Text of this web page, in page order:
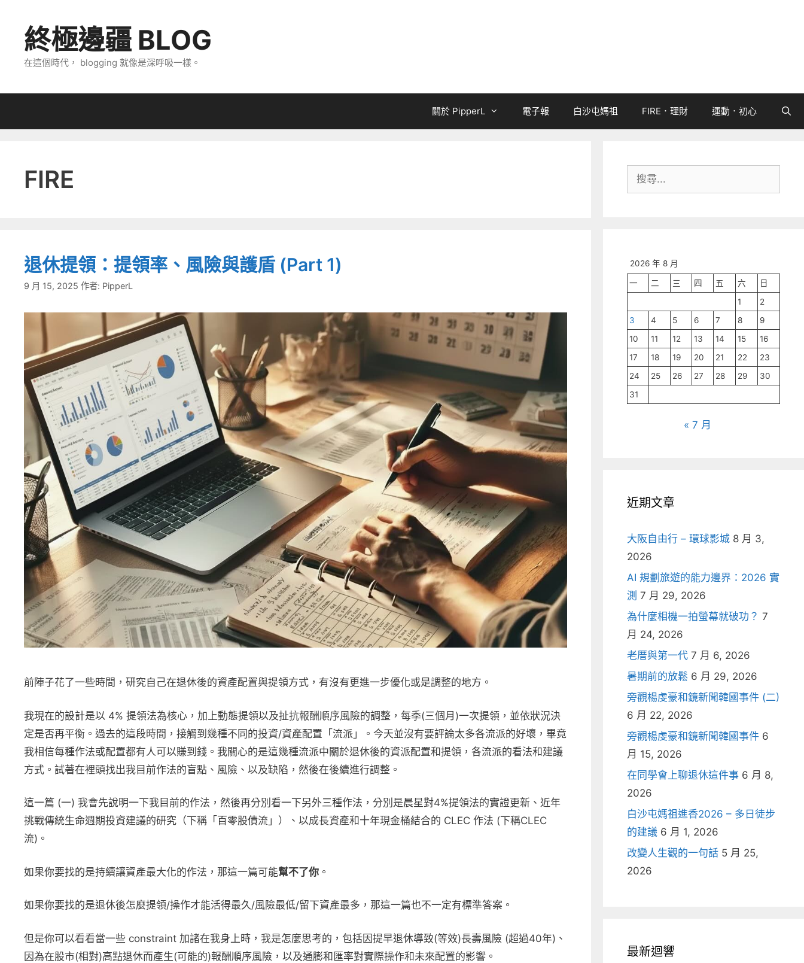
終極邊疆 BLOG
在這個時代， blogging 就像是深呼吸一樣。
關於 PipperL 電子報 白沙屯媽祖 FIRE．理財 運動．初心
FIRE
退休提領：提領率、風險與護盾 (Part 1)
9 月 15, 2025 作者: PipperL
前陣子花了一些時間，研究自己在退休後的資產配置與提領方式，有沒有更進一步優化或是調整的地方。
我現在的設計是以 4% 提領法為核心，加上動態提領以及扯抗報酬順序風險的調整，每季(三個月)一次提領，並依狀況決
定是否再平衡。過去的這段時間，接觸到幾種不同的投資/資產配置「流派」。今天並沒有要評論太多各流派的好壞，畢竟
我相信每種作法或配置都有人可以賺到錢。我關心的是這幾種流派中關於退休後的資派配置和提領，各流派的看法和建議
方式。試著在裡頭找出我目前作法的盲點、風險、以及缺陷，然後在後續進行調整。
這一篇 (一) 我會先說明一下我目前的作法，然後再分別看一下另外三種作法，分別是晨星對4%提領法的實證更新、近年
挑戰傳統生命週期投資建議的研究（下稱「百零股債流」）、以成長資產和十年現金桶結合的 CLEC 作法 (下稱CLEC
流)。
如果你要找的是持續讓資產最大化的作法，那這一篇可能幫不了你 。
如果你要找的是退休後怎麼提領/操作才能活得最久/風險最低/留下資產最多，那這一篇也不一定有標準答案。
但是你可以看看當一些 constraint 加諸在我身上時，我是怎麼思考的，包括因提早退休導致(等效)長壽風險 (超過40年)、
因為在股市(相對)高點退休而產生(可能的)報酬順序風險，以及通膨和匯率對實際操作和未來配置的影響。
尋:
2026 年 8 月
一 二 三 四 五 六
日
1
2
3
4 5 6 7 8
9
10
11 12 13 14 15
16
17
18 19 20 21 22
23
24
25 26 27 28 29
30
31
« 7 月
近期文章
大阪自由行 – 環球影城 8 月 3,
2026
AI 規劃旅遊的能力邊界：2026 實
測 7 月 29, 2026
為什麼相機一拍螢幕就破功？ 7
月 24, 2026
老厝與第一代 7 月 6, 2026
暑期前的放鬆 6 月 29, 2026
旁觀楊虔豪和鏡新聞韓國事件 (二)
6 月 22, 2026
旁觀楊虔豪和鏡新聞韓國事件 6
月 15, 2026
在同學會上聊退休這件事 6 月 8,
2026
白沙屯媽祖進香2026 – 多日徒步
的建議 6 月 1, 2026
改變人生觀的一句話 5 月 25,
2026
最新迴響